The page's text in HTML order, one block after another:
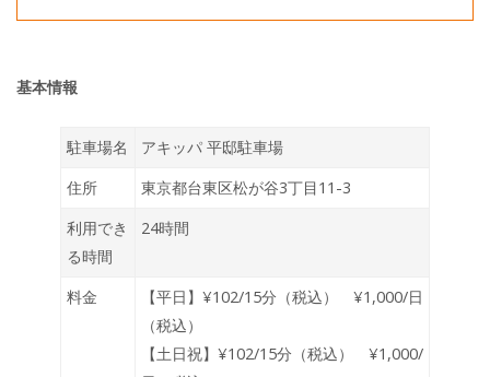
基本情報
駐車場名
アキッパ 平邸駐車場
住所
東京都台東区松が谷3丁目11-3
利用でき
る時間
24時間
料金
【平日】¥102/15分（税込） ¥1,000/日
（税込）
【土日祝】¥102/15分（税込） ¥1,000/